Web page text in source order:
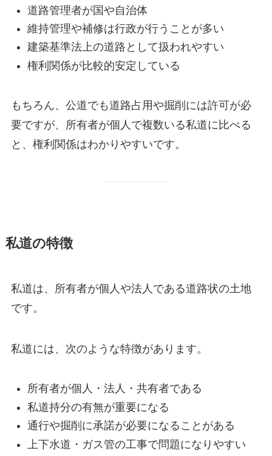
道路管理者が国や自治体
維持管理や補修は行政が行うことが多い
建築基準法上の道路として扱われやすい
権利関係が比較的安定している
もちろん、公道でも道路占用や掘削には許可が必
要ですが、所有者が個人で複数いる私道に比べる
と、権利関係はわかりやすいです。
私道の特徴
私道は、所有者が個人や法人である道路状の土地
です。
私道には、次のような特徴があります。
所有者が個人・法人・共有者である
私道持分の有無が重要になる
通行や掘削に承諾が必要になることがある
上下水道・ガス管の工事で問題になりやすい